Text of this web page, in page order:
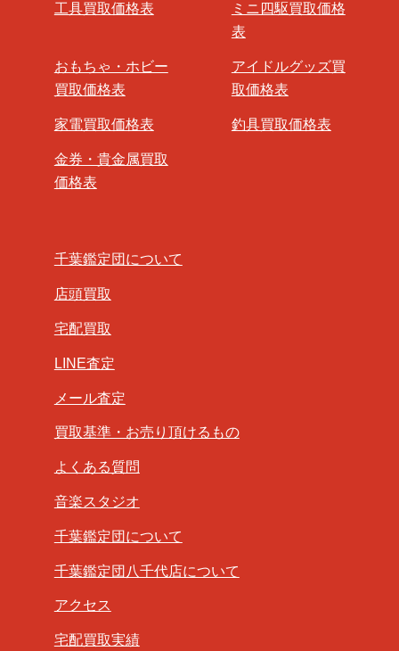
工具買取価格表
ミニ四駆買取価格
表
おもちゃ・ホビー
買取価格表
アイドルグッズ買
取価格表
家電買取価格表 釣具買取価格表
金券・貴金属買取
価格表
千葉鑑定団について
店頭買取
宅配買取
LINE査定
メール査定
買取基準・お売り頂けるもの
よくある質問
音楽スタジオ
千葉鑑定団について
千葉鑑定団八千代店について
アクセス
宅配買取実績